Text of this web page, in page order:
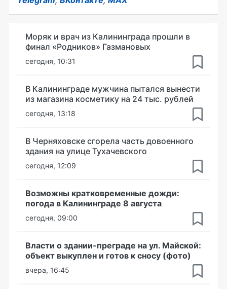
Моряк и врач из Калининграда прошли в
финал «Родников» Газмановых
сегодня, 10:31
В Калининграде мужчина пытался вынести
из магазина косметику на 24 тыс. рублей
сегодня, 13:18
В Черняховске сгорела часть довоенного
здания на улице Тухачевского
сегодня, 12:09
Возможны кратковременные дожди:
погода в Калининграде 8 августа
сегодня, 09:00
Власти о здании-преграде на ул. Майской:
объект выкуплен и готов к сносу (фото)
вчера, 16:45